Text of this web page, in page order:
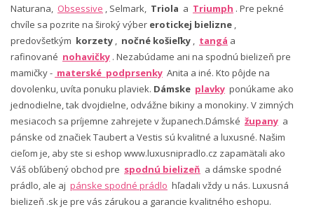
Naturana, Obsessive , Selmark, Triola a Triumph . Pre pekné
chvíle sa pozrite na široký výber erotickej bielizne ,
predovšetkým korzety , nočné košieľky , tangá a
rafinované nohavičky . Nezabúdame ani na spodnú bielizeň pre
mamičky - materské podprsenky Anita a iné. Kto pôjde na
dovolenku, uvíta ponuku plaviek. Dámske plavky ponúkame ako
jednodielne, tak dvojdielne, odvážne bikiny a monokiny. V zimných
mesiacoch sa príjemne zahrejete v županech.Dámské župany a
pánske od značiek Taubert a Vestis sú kvalitné a luxusné. Našim
cieľom je, aby ste si eshop www.luxusnipradlo.cz zapamätali ako
Váš obľúbený obchod pre spodnú bielizeň a dámske spodné
prádlo, ale aj pánske spodné prádlo hľadali vždy u nás. Luxusná
bielizeň .sk je pre vás zárukou a garancie kvalitného eshopu.